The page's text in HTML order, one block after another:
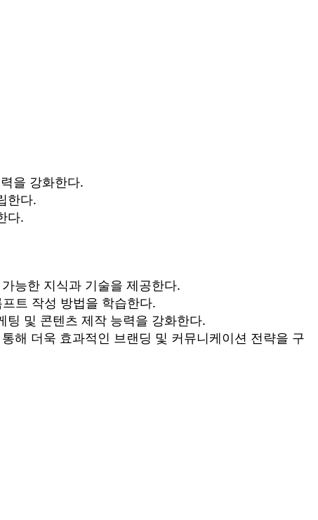
을 강화한다.
한다.
다.
능한 지식과 기술을 제공한다.
트 작성 방법을 학습한다.
및 콘텐츠 제작 능력을 강화한다.
해 더욱 효과적인 브랜딩 및 커뮤니케이션 전략을 구